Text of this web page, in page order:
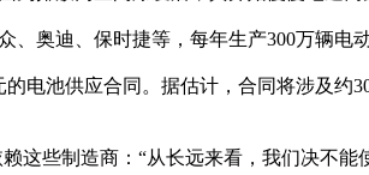
奥迪、保时捷等，每年生产300万辆电
电池供应合同。据估计，合同将涉及约
这些制造商：“从长远来看，我们决不能